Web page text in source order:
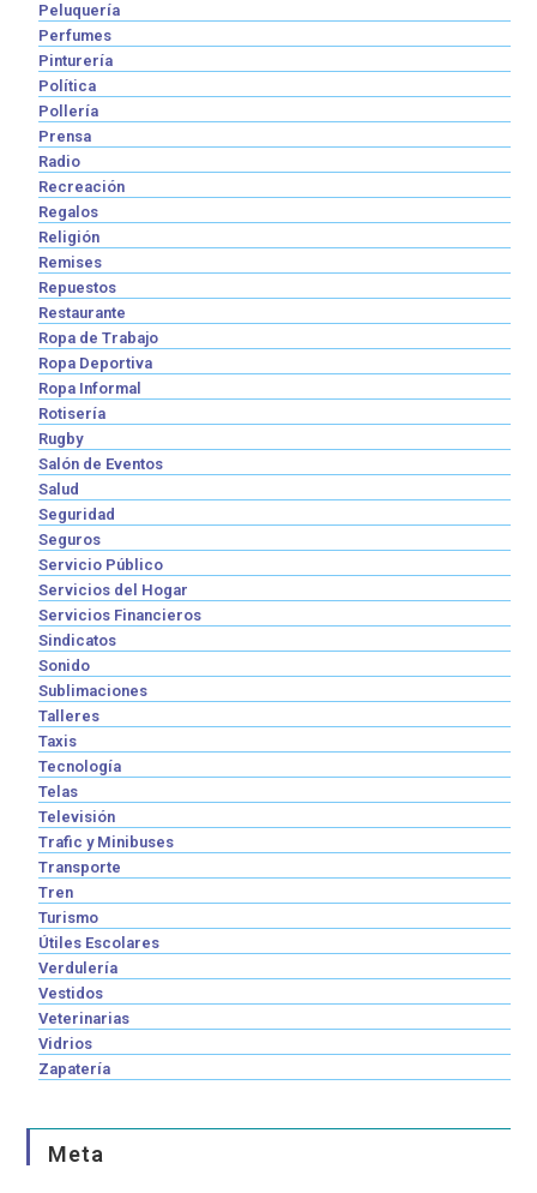
Peluquería
Perfumes
Pinturería
Política
Pollería
Prensa
Radio
Recreación
Regalos
Religión
Remises
Repuestos
Restaurante
Ropa de Trabajo
Ropa Deportiva
Ropa Informal
Rotisería
Rugby
Salón de Eventos
Salud
Seguridad
Seguros
Servicio Público
Servicios del Hogar
Servicios Financieros
Sindicatos
Sonido
Sublimaciones
Talleres
Taxis
Tecnología
Telas
Televisión
Trafic y Minibuses
Transporte
Tren
Turismo
Útiles Escolares
Verdulería
Vestidos
Veterinarias
Vidrios
Zapatería
Meta